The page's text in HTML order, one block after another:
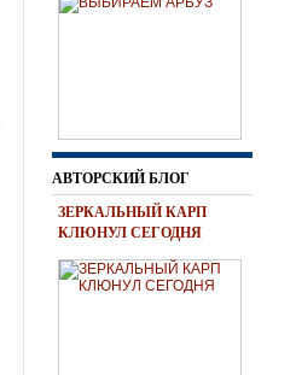
АВТОРСКИЙ БЛОГ
ЗЕРКАЛЬНЫЙ КАРП
КЛЮНУЛ СЕГОДНЯ